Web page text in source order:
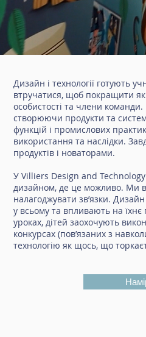
Дизайн і технології готують
втручатися, щоб покращити
особистості та члени
створюючи продукти та
функцій і промислових
використання та наслідки.
продуктів і новаторами.
У Villiers Design and
дизайном, де це можливо. Ми
налагоджувати зв’язки.
у всьому та впливають на
уроках, дітей заохочують
конкурсах (пов’язаних з
технологію як щось, що